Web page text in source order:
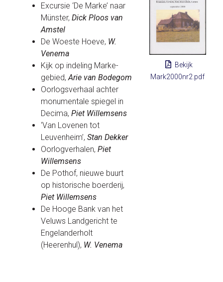
Bekijk
Mark2000nr2.pdf
Excursie ‘De Marke’ naar
Münster,Dick Ploos van
Amstel
De Woeste Hoeve, W.
Venema
Kijk op indeling Marke-
gebied,Arie van Bodegom
Oorlogsverhaal achter
monumentale spiegel in
Decima,Piet Willemsens
‘Van Lovenen tot
Leuvenheim’,Stan Dekker
Oorlogverhalen,Piet
Willemsens
De Pothof, nieuwe buurt
op historische boerderij,
Piet Willemsens
De Hooge Bank van het
Veluws Landgericht te
Engelanderholt
(Heerenhul), W. Venema